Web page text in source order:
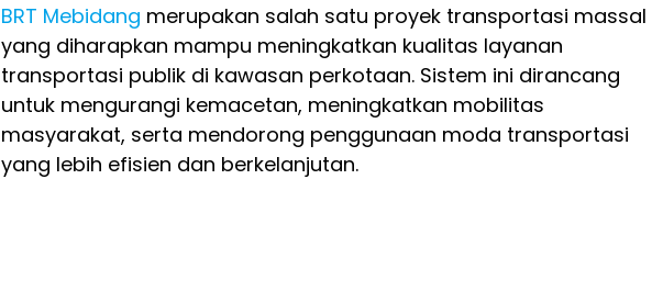
BRT Mebidang merupakan salah satu proyek transportasi massal
yang diharapkan mampu meningkatkan kualitas layanan
transportasi publik di kawasan perkotaan. Sistem ini dirancang
untuk mengurangi kemacetan, meningkatkan mobilitas
masyarakat, serta mendorong penggunaan moda transportasi
yang lebih efisien dan berkelanjutan.